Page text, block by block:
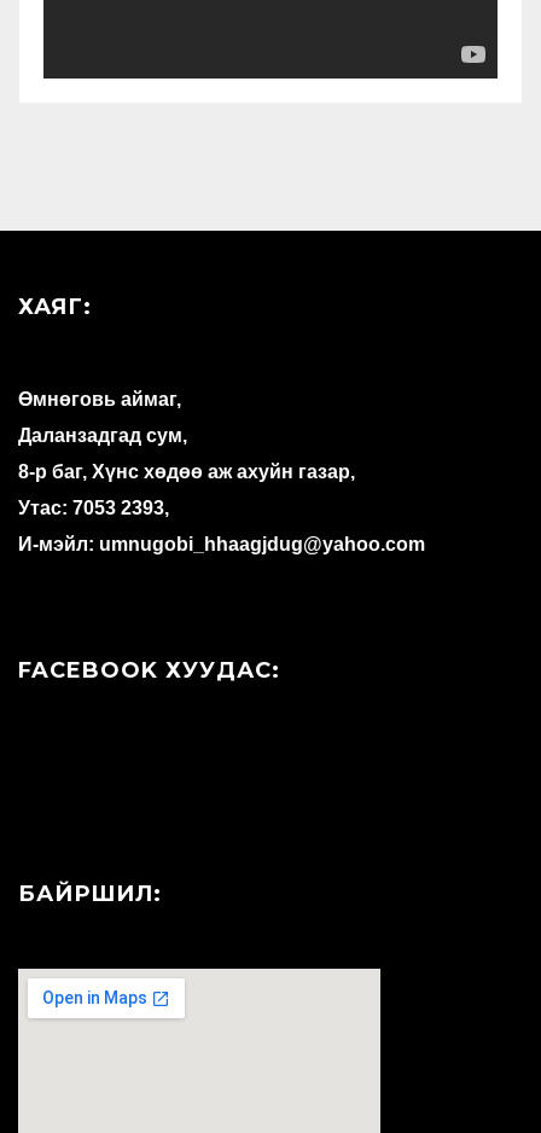
ХАЯГ:
Өмнөговь аймаг,
Даланзадгад сум,
8-р баг, Хүнс хөдөө аж ахуйн газар,
Утас: 7053 2393,
И-мэйл: umnugobi_hhaagjdug@yahoo.com
FACEBOOK ХУУДАС:
БАЙРШИЛ: